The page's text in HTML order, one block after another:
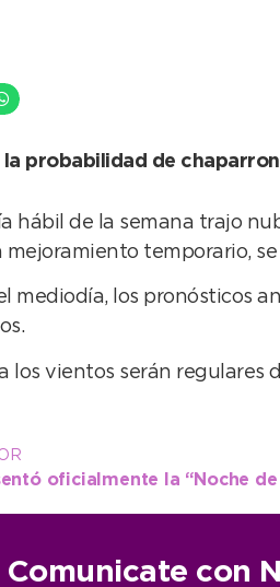
la probabilidad de
hábil de la semana trajo
temporario,
mediodía, los pronósticos
los vientos serán regulares
Comunicate con